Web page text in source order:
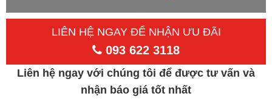
LIÊN HỆ NGAY ĐỂ NHẬN ƯU ĐÃI
093 622 3118
Liên hệ ngay với chúng tôi để được tư vấn và
nhận báo giá tốt nhất